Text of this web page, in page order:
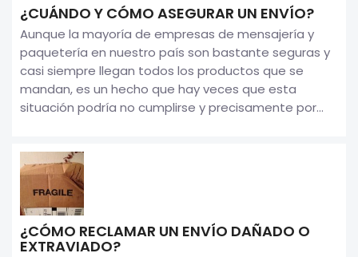
¿CUÁNDO Y CÓMO ASEGURAR UN ENVÍO?
Aunque la mayoría de empresas de mensajería y
paquetería en nuestro país son bastante seguras y
casi siempre llegan todos los productos que se
mandan, es un hecho que hay veces que esta
situación podría no cumplirse y precisamente por...
¿CÓMO RECLAMAR UN ENVÍO DAÑADO O
EXTRAVIADO?